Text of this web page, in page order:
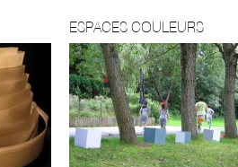
ESPACES COULEURS